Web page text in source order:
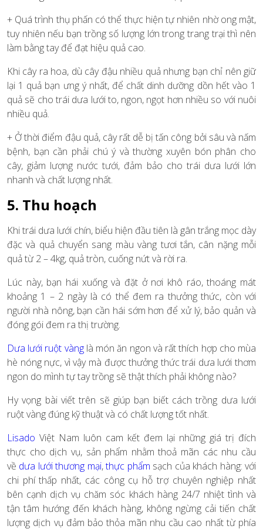
+ Quá trình thụ phấn có thể thực hiện tự nhiên nhờ ong mật,
tuy nhiên nếu bạn trồng số lượng lớn trong trang trại thì nên
làm bằng tay để đạt hiệu quả cao.
Khi cây ra hoa, dù cây đậu nhiều quả nhưng bạn chỉ nên giữ
lại 1 quả bạn ưng ý nhất, để chất dinh dưỡng dồn hết vào 1
quả sẽ cho trái dưa lưới to, ngon, ngọt hơn nhiều so với nuôi
nhiều quả.
+ Ở thời điểm đậu quả, cây rất dễ bị tấn công bởi sâu và nấm
bệnh, bạn cần phải chú ý và thường xuyên bón phân cho
cây, giảm lượng nước tưới, đảm bảo cho trái dưa lưới lớn
nhanh và chất lượng nhất.
5. Thu hoạch
Khi trái dưa lưới chín, biểu hiện đầu tiên là gân trắng mọc dày
đặc và quả chuyển sang màu vàng tươi tắn, cân nặng mỗi
quả từ 2 – 4kg, quả tròn, cuống nứt và rời ra.
Lúc này, bạn hái xuống và đặt ở nơi khô ráo, thoáng mát
khoảng 1 – 2 ngày là có thể đem ra thưởng thức, còn với
người nhà nông, bạn cần hái sớm hơn để xử lý, bảo quản và
đóng gói đem ra thị trường.
Dưa lưới ruột vànglà món ăn ngon và rất thích hợp cho mùa
hè nóng nực, vì vậy mà được thưởng thức trái dưa lưới thơm
ngon do mình tự tay trồng sẽ thật thích phải không nào?
Hy vọng bài viết trên sẽ giúp bạn biết cách trồng dưa lưới
ruột vàng đúng kỹ thuật và có chất lượng tốt nhất.
Lisado Việt Nam luôn cam kết đem lại những giá trị đích
thực cho dịch vụ, sản phẩm nhằm thoả mãn các nhu cầu
về dưa lưới thương mại, thực phẩm sạch của khách hàng: với
chi phí thấp nhất, các công cụ hỗ trợ chuyên nghiệp nhất
bên cạnh dịch vụ chăm sóc khách hàng 24/7 nhiệt tình và
tận tâm hướng đến khách hàng, không ngừng cải tiến chất
lượng dịch vụ đảm bảo thỏa mãn nhu cầu cao nhất từ phía